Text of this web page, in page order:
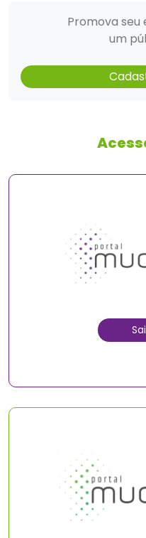
Promova seu
um